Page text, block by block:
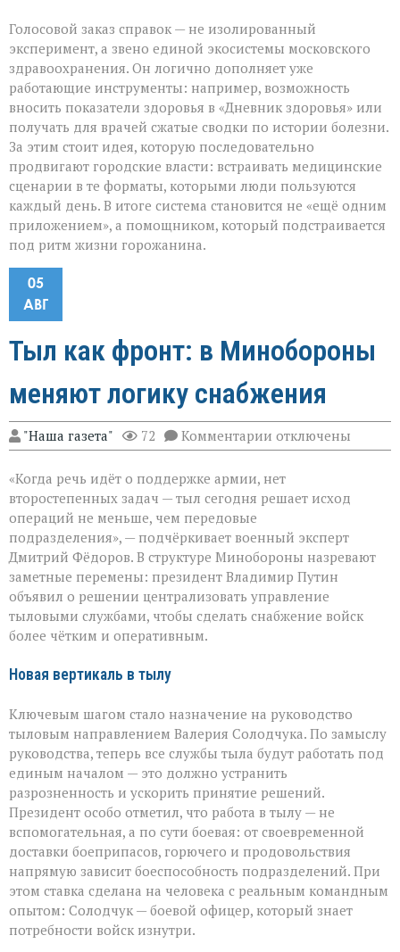
Голосовой заказ справок — не изолированный
эксперимент, а звено единой экосистемы московского
здравоохранения. Он логично дополняет уже
работающие инструменты: например, возможность
вносить показатели здоровья в «Дневник здоровья» или
получать для врачей сжатые сводки по истории болезни.
За этим стоит идея, которую последовательно
продвигают городские власти: встраивать медицинские
сценарии в те форматы, которыми люди пользуются
каждый день. В итоге система становится не «ещё одним
приложением», а помощником, который подстраивается
под ритм жизни горожанина.
05
АВГ
Тыл как фронт: в Минобороны
меняют логику снабжения
"Наша газета" 72 Комментарии к
записи
как
фронт:
меняют
логику
снабжения
отключены
«Когда речь идёт о поддержке армии, нет
второстепенных задач — тыл сегодня решает исход
операций не меньше, чем передовые
подразделения», — подчёркивает военный эксперт
Дмитрий Фёдоров. В структуре Минобороны назревают
заметные перемены: президент Владимир Путин
объявил о решении централизовать управление
тыловыми службами, чтобы сделать снабжение войск
более чётким и оперативным.
Новая вертикаль в тылу
Ключевым шагом стало назначение на руководство
тыловым направлением Валерия Солодчука. По замыслу
руководства, теперь все службы тыла будут работать под
единым началом — это должно устранить
разрозненность и ускорить принятие решений.
Президент особо отметил, что работа в тылу — не
вспомогательная, а по сути боевая: от своевременной
доставки боеприпасов, горючего и продовольствия
напрямую зависит боеспособность подразделений. При
этом ставка сделана на человека с реальным командным
опытом: Солодчук — боевой офицер, который знает
потребности войск изнутри.